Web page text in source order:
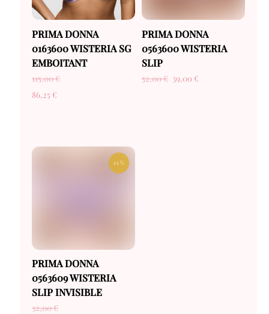
PRIMA DONNA
0163600 WISTERIA SG
EMBOITANT
115,00€
86,25 €
PRIMA DONNA
0563600 WISTERIA
SLIP
52,00€ 39,00 €
25 %
PRIMA DONNA
0563609 WISTERIA
SLIP INVISIBLE
32,00€